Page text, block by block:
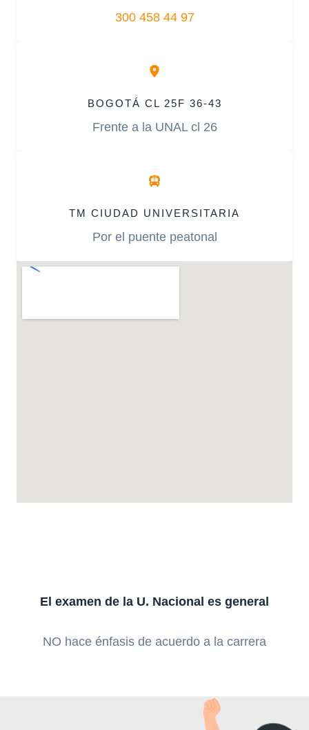
300 458 44 97
BOGOTÁ CL 25F 36-43
Frente a la UNAL cl 26
TM CIUDAD UNIVERSITARIA
Por el puente peatonal
El examen de la U. Nacional es general
NO hace énfasis de acuerdo a la carrera